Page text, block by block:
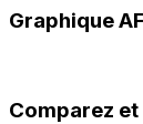
Graphique
Comparez